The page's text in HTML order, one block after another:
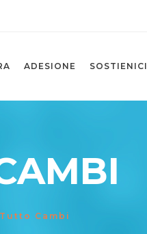
ADESIONE SOSTIENICI
Cambi